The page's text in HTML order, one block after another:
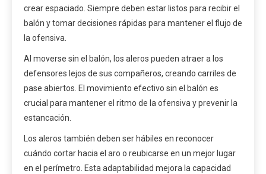
crear espaciado. Siempre deben estar listos para recibir el
balón y tomar decisiones rápidas para mantener el flujo de
la ofensiva.
Al moverse sin el balón, los aleros pueden atraer a los
defensores lejos de sus compañeros, creando carriles de
pase abiertos. El movimiento efectivo sin el balón es
crucial para mantener el ritmo de la ofensiva y prevenir la
estancación.
Los aleros también deben ser hábiles en reconocer
cuándo cortar hacia el aro o reubicarse en un mejor lugar
en el perímetro. Esta adaptabilidad mejora la capacidad